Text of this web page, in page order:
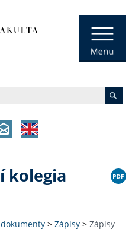
kolegia
> Zápisy > Zápisy